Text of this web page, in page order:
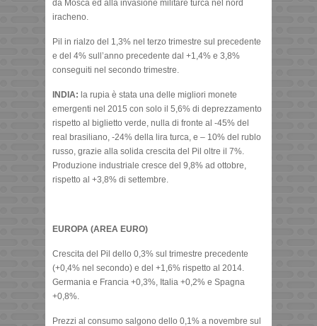
da Mosca ed alla invasione militare turca nel nord
iracheno.
Pil in rialzo del 1,3% nel terzo trimestre sul precedente
e del 4% sull’anno precedente dal +1,4% e 3,8%
conseguiti nel secondo trimestre.
INDIA: la rupia è stata una delle migliori monete
emergenti nel 2015 con solo il 5,6% di deprezzamento
rispetto al biglietto verde, nulla di fronte al -45% del
real brasiliano, -24% della lira turca, e – 10% del rublo
russo, grazie alla solida crescita del Pil oltre il 7%.
Produzione industriale cresce del 9,8% ad ottobre,
rispetto al +3,8% di settembre.
EUROPA (AREA EURO)
Crescita del Pil dello 0,3% sul trimestre precedente
(+0,4% nel secondo) e del +1,6% rispetto al 2014.
Germania e Francia +0,3%, Italia +0,2% e Spagna
+0,8%.
Prezzi al consumo salgono dello 0,1% a novembre sul